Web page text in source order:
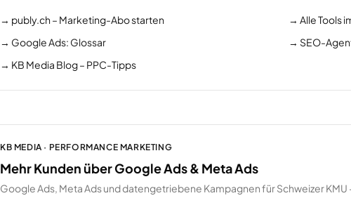
→ publy.ch – Marketing-Abo starten → Alle Tools
→ Google Ads: Glossar → SEO-
→ KB Media Blog – PPC-Tipps
KB MEDIA · PERFORMANCE MARKETING
Mehr Kunden über Google Ads & Meta Ads
Google Ads, Meta Ads und datengetriebene Kampagnen für Schweizer KMU